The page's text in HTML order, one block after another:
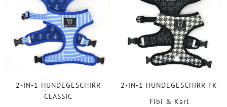
2-IN-1 HUNDEGESCHIRR
CLASSIC
2-IN-1 HUNDEGESCHIRR FK
Fibi & Karl